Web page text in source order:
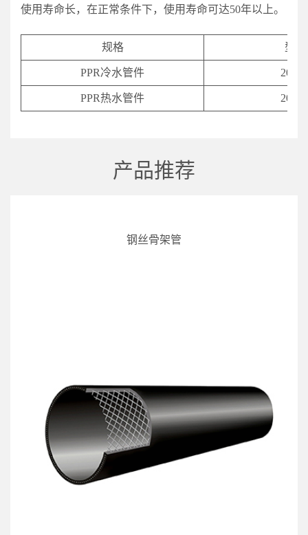
使用寿命长，在正常条件下，使用寿命可达50年以上。
规格 型号
PPR冷水管件 20-
PPR热水管件 20-
产品推荐
钢丝骨架管